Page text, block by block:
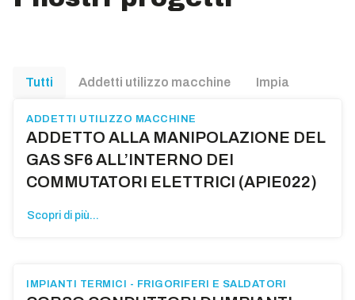
Tutti Addetti utilizzo macchine Impianti termici
ADDETTI UTILIZZO MACCHINE
ADDETTO ALLA MANIPOLAZIONE DEL
GAS SF6 ALL’INTERNO DEI
COMMUTATORI ELETTRICI (APIE022)
Scopri di più...
IMPIANTI TERMICI - FRIGORIFERI E SALDATORI